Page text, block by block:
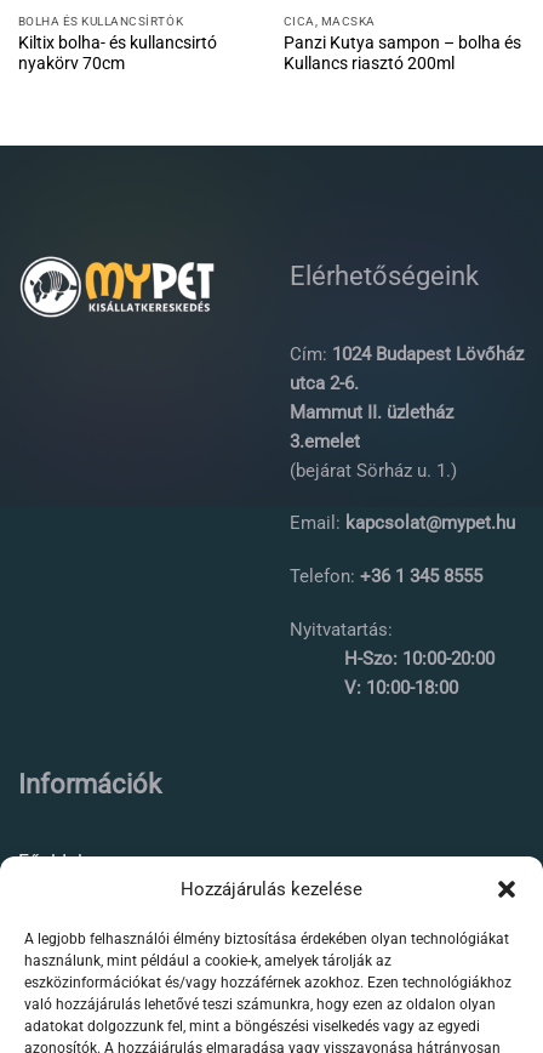
Hozzájárulás kezelése
A legjobb felhasználói élmény biztosítása érdekében olyan technológiákat
használunk, mint például a cookie-k, amelyek tárolják az
eszközinformációkat és/vagy hozzáférnek azokhoz. Ezen technológiákhoz
való hozzájárulás lehetővé teszi számunkra, hogy ezen az oldalon olyan
adatokat dolgozzunk fel, mint a böngészési viselkedés vagy az egyedi
azonosítók. A hozzájárulás elmaradása vagy visszavonása hátrányosan
BOLHA ÉS KULLANCSÍRTÓK
Kiltix bolha- és kullancsirtó
nyakörv 70cm
CICA, MACSKA
Panzi Kutya sampon – bolha és
Kullancs riasztó 200ml
Elérhetőségeink
Cím: 1024 Budapest Lövőház
utca 2-6.
Mammut II. üzletház
3.emelet
(bejárat Sörház u. 1.)
Email: kapcsolat@mypet.hu
Telefon: +36 1 345 8555
Nyitvatartás:
H-Szo: 10:00-20:00
V: 10:00-18:00
Információk
Főoldal
Élőállat kereskedés
Forgalmazott termékeink